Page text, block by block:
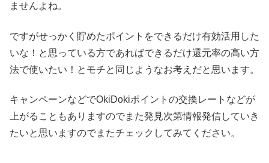
ませんよね。
ですがせっかく貯めたポイントをできるだけ有効活用した
いな！と思っている方であればできるだけ還元率の高い方
法で使いたい！とモチと同じようなお考えだと思います。
キャンペーンなどでOkiDokiポイントの交換レートなどが
上がることもありますのでまた発見次第情報発信していき
たいと思いますのでまたチェックしてみてください。